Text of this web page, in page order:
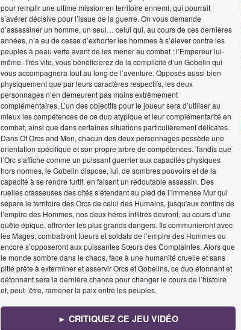
pour remplir une ultime mission en territoire ennemi, qui pourrait
s’avérer décisive pour l’issue de la guerre. On vous demande
d’assassiner un homme, un seul… celui qui, au cours de ces dernières
années, n’a eu de cesse d’exhorter les hommes à s’élever contre les
peuples à peau verte avant de les mener au combat : l’Empereur lui-
même. Très vite, vous bénéficierez de la complicité d’un Gobelin qui
vous accompagnera tout au long de l’aventure. Opposés aussi bien
physiquement que par leurs caractères respectifs, les deux
personnages n’en demeurent pas moins extrêmement
complémentaires. L’un des objectifs pour le joueur sera d’utiliser au
mieux les compétences de ce duo atypique et leur complémentarité en
combat, ainsi que dans certaines situations particulièrement délicates.
Dans Of Orcs and Men, chacun des deux personnages possède une
orientation spécifique et son propre arbre de compétences. Tandis que
l’Orc s’affiche comme un puissant guerrier aux capacités physiques
hors normes, le Gobelin dispose, lui, de sombres pouvoirs et de la
capacité à se rendre furtif, en faisant un redoutable assassin. Des
ruelles crasseuses des cités s’étendant au pied de l’immense Mur qui
sépare le territoire des Orcs de celui des Humains, jusqu'aux confins de
l’empire des Hommes, nos deux héros infiltrés devront, au cours d’une
quête épique, affronter les plus grands dangers. Ils communieront avec
les Mages, combattront tueurs et soldats de l’empire des Hommes ou
encore s’opposeront aux puissantes Sœurs des Complaintes. Alors que
le monde sombre dans le chaos, face à une humanité cruelle et sans
pitié prête à exterminer et asservir Orcs et Gobelins, ce duo étonnant et
détonnant sera la dernière chance pour changer le cours de l’histoire
et, peut- être, ramener la paix entre les peuples.
► CRITIQUEZ CE JEU VIDÉO